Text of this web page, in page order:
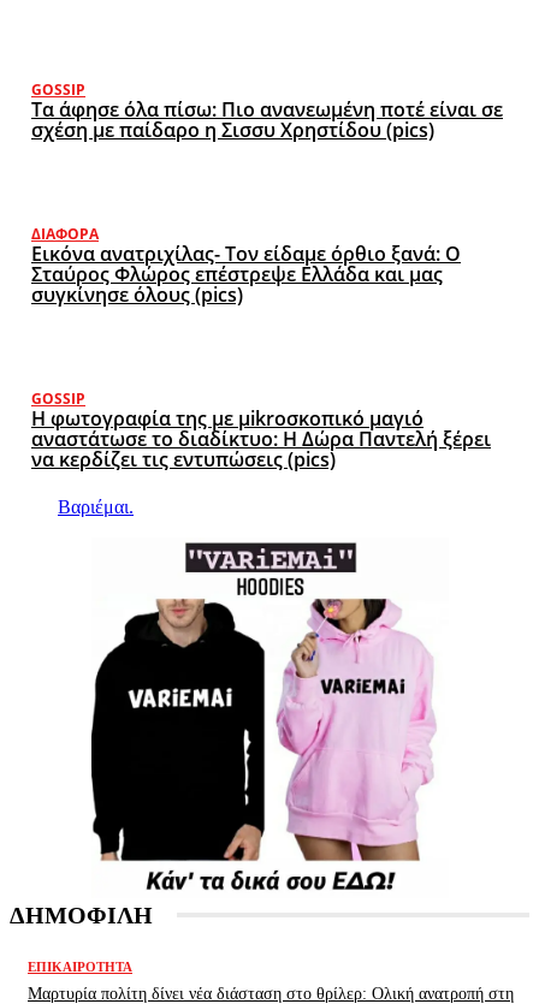
GOSSIP
Τα άφησε όλα πίσω: Πιο ανανεωμένη ποτέ είναι σε
σχέση με παίδαρο η Σισσυ Χρηστίδου (pics)
ΔΙΆΦΟΡΑ
Εικόνα ανατριχίλας- Τον είδαμε όρθιο ξανά: Ο
Σταύρος Φλώρος επέστρεψε Ελλάδα και μας
συγκίνησε όλους (pics)
GOSSIP
Η φωτογραφία της με μikroσκοπικό μαγιό
αναστάτωσε το διαδίκτυο: Η Δώρα Παντελή ξέρει
να κερδίζει τις εντυπώσεις (pics)
Βαριέμαι.
ΔΗΜΟΦΙΛΗ
ΕΠΙΚΑΙΡΌΤΗΤΑ
Μαρτυρία πολίτη δίνει νέα διάσταση στο θρίλερ: Ολική ανατροπή στη